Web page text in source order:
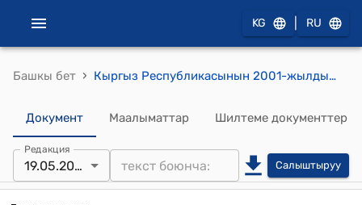
KG RU
Башкы бет › Кыргыз Республикасынын 2001-жылдын 6-июнундагы № 53 "Өсүмдүктөр дүйнөсүн коргоо жана пайдалануу жөнүндө" Мыйзамы
Документ Маалыматтар Шилтеме документтер
Редакция
19.05.2026 Салыштыруу